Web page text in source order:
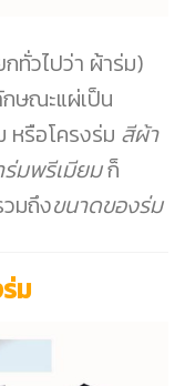
ทั่วไปว่า ผ้าร่ม)
ษณะแผ่เป็น
รือโครงร่ม สีผ้า
มพรีเมียมก็
มถึงขนาดของร่ม
ม